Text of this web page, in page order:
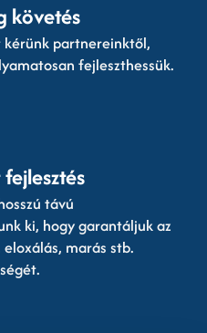
követés
kérünk partnereinktől,
fejleszthessük.
távú
ki, hogy garantáljuk az
marás stb.